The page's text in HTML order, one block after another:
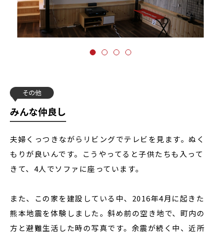
その他
みんな仲良し
夫婦くっつきながらリビングでテレビを見ます。ぬく
もりが良いんです。こうやってると子供たちも入って
きて、4人でソファに座っています。
また、この家を建設している中、2016年4月に起きた
熊本地震を体験しました。斜め前の空き地で、町内の
方と避難生活した時の写真です。余震が続く中、近所